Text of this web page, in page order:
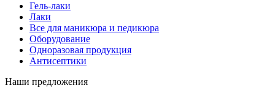
Гель-лаки
Лаки
Все для маникюра и педикюра
Оборудование
Одноразовая продукция
Антисептики
Наши предложения